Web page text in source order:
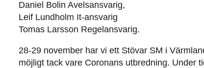
Daniel Bolin Avelsansvarig,
Leif Lundholm It-ansvarig
Tomas Larsson Regelansvarig.
28-29 november har vi ett Stövar SM i
möjligt tack vare Coronans utbredning. Under